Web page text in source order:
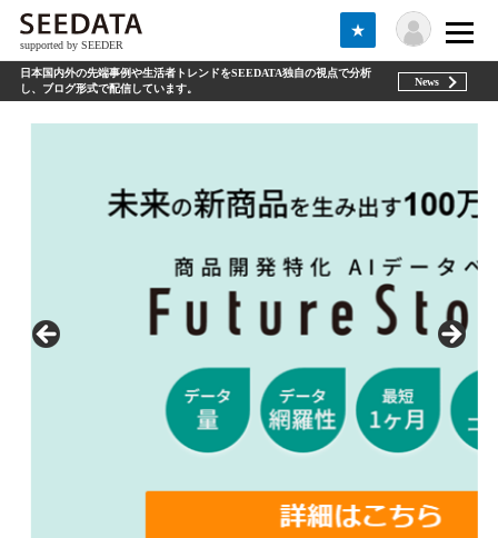
supported by SEEDER
★
日本国内外の先端事例や生活者トレンドをSEEDATA独自の視点で分析
し、ブログ形式で配信しています。
News